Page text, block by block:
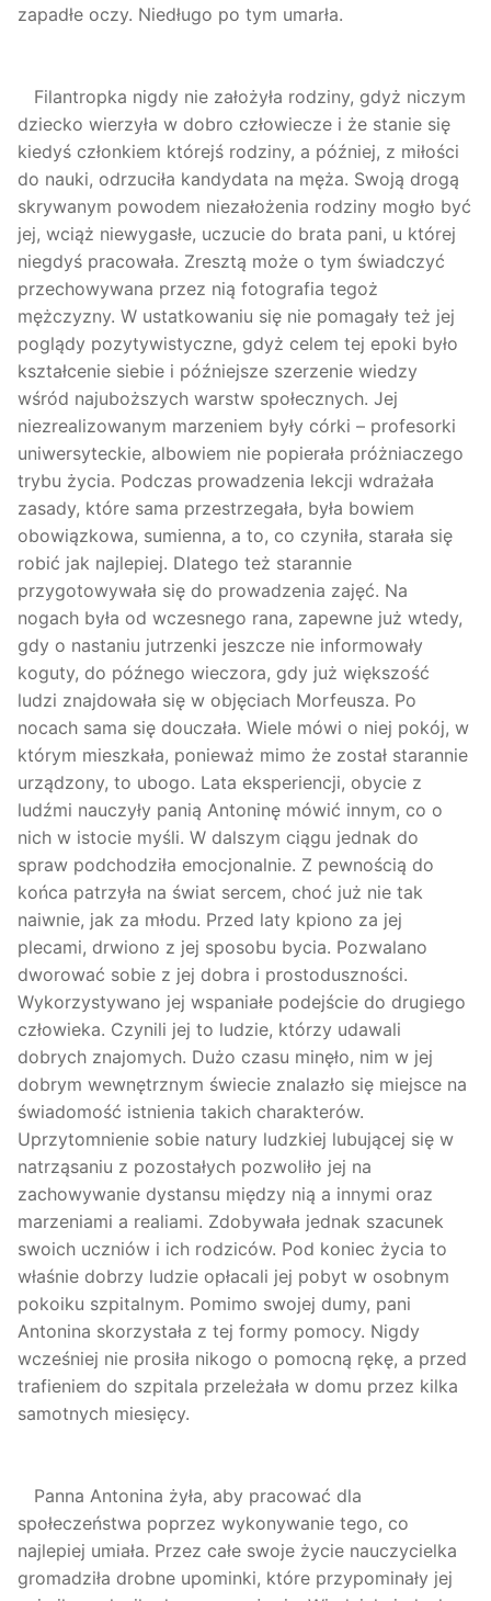
zapadłe oczy. Niedługo po tym umarła.
Filantropka nigdy nie założyła rodziny, gdyż niczym
dziecko wierzyła w dobro człowiecze i że stanie się
kiedyś członkiem którejś rodziny, a później, z miłości
do nauki, odrzuciła kandydata na męża. Swoją drogą
skrywanym powodem niezałożenia rodziny mogło być
jej, wciąż niewygasłe, uczucie do brata pani, u której
niegdyś pracowała. Zresztą może o tym świadczyć
przechowywana przez nią fotografia tegoż
mężczyzny. W ustatkowaniu się nie pomagały też jej
poglądy pozytywistyczne, gdyż celem tej epoki było
kształcenie siebie i późniejsze szerzenie wiedzy
wśród najuboższych warstw społecznych. Jej
niezrealizowanym marzeniem były córki – profesorki
uniwersyteckie, albowiem nie popierała próżniaczego
trybu życia. Podczas prowadzenia lekcji wdrażała
zasady, które sama przestrzegała, była bowiem
obowiązkowa, sumienna, a to, co czyniła, starała się
robić jak najlepiej. Dlatego też starannie
przygotowywała się do prowadzenia zajęć. Na
nogach była od wczesnego rana, zapewne już wtedy,
gdy o nastaniu jutrzenki jeszcze nie informowały
koguty, do późnego wieczora, gdy już większość
ludzi znajdowała się w objęciach Morfeusza. Po
nocach sama się douczała. Wiele mówi o niej pokój, w
którym mieszkała, ponieważ mimo że został starannie
urządzony, to ubogo. Lata eksperiencji, obycie z
ludźmi nauczyły panią Antoninę mówić innym, co o
nich w istocie myśli. W dalszym ciągu jednak do
spraw podchodziła emocjonalnie. Z pewnością do
końca patrzyła na świat sercem, choć już nie tak
naiwnie, jak za młodu. Przed laty kpiono za jej
plecami, drwiono z jej sposobu bycia. Pozwalano
dworować sobie z jej dobra i prostoduszności.
Wykorzystywano jej wspaniałe podejście do drugiego
człowieka. Czynili jej to ludzie, którzy udawali
dobrych znajomych. Dużo czasu minęło, nim w jej
dobrym wewnętrznym świecie znalazło się miejsce na
świadomość istnienia takich charakterów.
Uprzytomnienie sobie natury ludzkiej lubującej się w
natrząsaniu z pozostałych pozwoliło jej na
zachowywanie dystansu między nią a innymi oraz
marzeniami a realiami. Zdobywała jednak szacunek
swoich uczniów i ich rodziców. Pod koniec życia to
właśnie dobrzy ludzie opłacali jej pobyt w osobnym
pokoiku szpitalnym. Pomimo swojej dumy, pani
Antonina skorzystała z tej formy pomocy. Nigdy
wcześniej nie prosiła nikogo o pomocną rękę, a przed
trafieniem do szpitala przeleżała w domu przez kilka
samotnych miesięcy.
Panna Antonina żyła, aby pracować dla
społeczeństwa poprzez wykonywanie tego, co
najlepiej umiała. Przez całe swoje życie nauczycielka
gromadziła drobne upominki, które przypominały jej